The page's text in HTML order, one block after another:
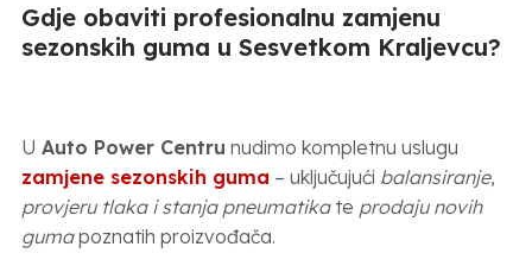
Gdje obaviti profesionalnu zamjenu
sezonskih guma u Sesvetkom Kraljevcu?
U Auto Power Centru nudimo kompletnu uslugu
zamjene sezonskih guma – uključujući balansiranje,
provjeru tlaka i stanja pneumatikate prodaju novih
gumapoznatih proizvođača.